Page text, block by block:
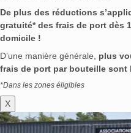
De plus des réductions
gratuité* des frais de port dès
domicile !
D’une manière générale, plus
frais de port par bouteille sont
*Dans les zones éligibles
X